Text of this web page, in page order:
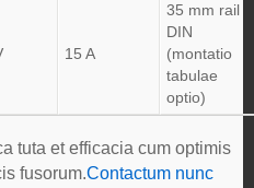
15 A
35 mm rail
DIN
(montatio
tabulae
optio)
tuta et efficacia cum optimis
fusorum.Contactum nunc